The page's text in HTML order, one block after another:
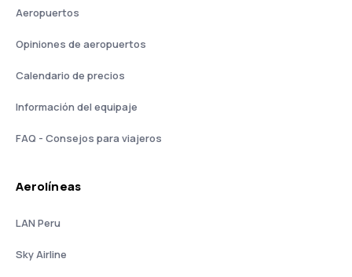
Aeropuertos
Opiniones de aeropuertos
Calendario de precios
Información del equipaje
FAQ - Consejos para viajeros
Aerolíneas
LAN Peru
Sky Airline